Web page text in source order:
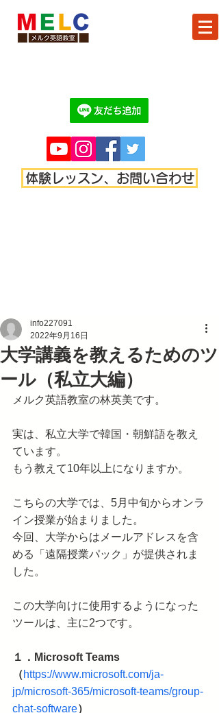
体験レッスン、お問い合わせ
大学講義を教えるためのツ
ール（私立大編）
info227091
2022年9月16日
メルク英語教室の林英美です。
実は、私立大学で韓国・朝鮮語を教え
ています。
もう教えて10年以上になりますか。
こちらの大学では、5月中旬からオンラ
イン授業が始まりました。
今回、大学からはメールアドレスを含
める「遠隔授業パック」が提供されま
した。
この大学向けに使用するようになった
ツールは、主に2つです。
１．Microsoft Teams
（https://www.microsoft.com/ja-
jp/microsoft-365/microsoft-teams/group-
chat-software）